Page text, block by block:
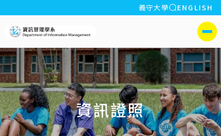
:::
義守大學 全站搜索
ENGLISH
側選單
資訊證照